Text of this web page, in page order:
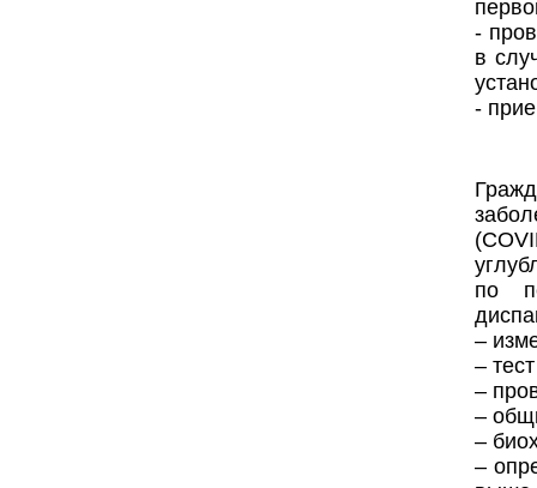
-
в
-
по
‒
‒
‒
‒
‒
‒